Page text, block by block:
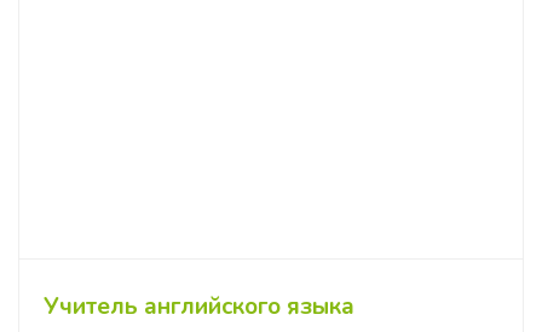
Учитель английского языка